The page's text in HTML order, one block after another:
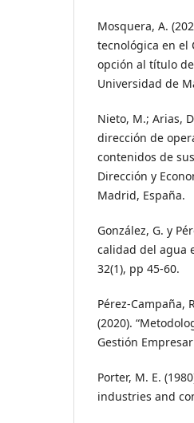
Mosquera, A.
tecnológica en el
opción al título
Universidad de
Nieto, M.; Arias,
dirección de
contenidos de
Dirección y
Madrid, España.
González, G. y
calidad del agua
32(1), pp 45-60.
Pérez-Campaña,
(2020).
Gestión
Porter, M. E.
industries and